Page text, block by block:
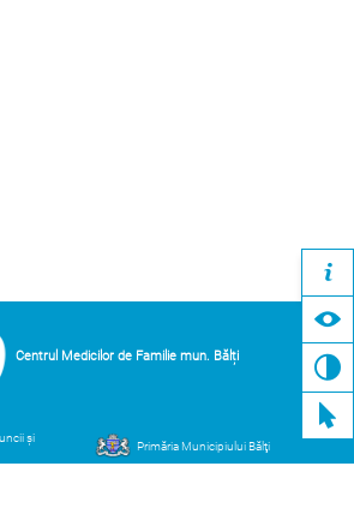
Centrul Medicilor de Familie mun. Bălți
și
Primăria Municipiului Bălţi